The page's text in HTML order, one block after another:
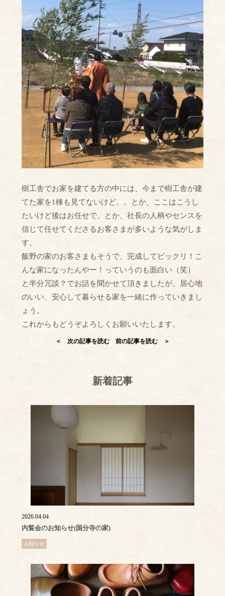
樹工舎でお家を建てる方の中には、今まで樹工舎が建
てた家を1棟も見てないけど。。とか、ここはこうし
たいけど後はお任せで、とか、社長の人柄やセンスを
信じて任せてくださるお客さまが多いような気がしま
す。
飯野の家のお客さまもそうで、完成してビックリ！こ
んな家になったんやー！っていうのも面白い（笑）
と半分冗談？でお話を聞かせて頂きましたが、居心地
のいい、安心して暮らせる家を一緒に作っていきまし
ょう。
これからもどうぞよろしくお願いいたします。
＜ 次の記事を読む 前の記事を読む ＞
新着記事
2026.04.04
内覧会のお知らせ(国分寺の家)
お知らせ